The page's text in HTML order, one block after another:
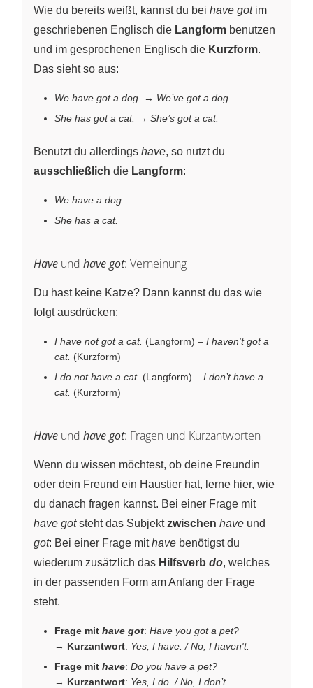
Wie du bereits weißt, kannst du bei have gotim
geschriebenen Englisch die Langform benutzen
und im gesprochenen Englisch die Kurzform.
Das sieht so aus:
We have got a dog. → We’ve got a dog.
She has got a cat. → She’s got a cat.
Benutzt du allerdings have, so nutzt du
ausschließlich die Langform:
We have a dog.
She has a cat.
Have und have got: Verneinung
Du hast keine Katze? Dann kannst du das wie
folgt ausdrücken:
I have not got a cat. (Langform) – I haven't got a
cat. (Kurzform)
I do not have a cat. (Langform) – I don’t have a
cat. (Kurzform)
Have und have got: Fragen und Kurzantworten
Wenn du wissen möchtest, ob deine Freundin
oder dein Freund ein Haustier hat, lerne hier, wie
du danach fragen kannst. Bei einer Frage mit
have gotsteht das Subjektzwischen have und
got: Bei einer Frage mithave benötigst du
wiederum zusätzlich das Hilfsverb do, welches
in der passenden Form am Anfang der Frage
steht.
Frage mit have got: Have you got a pet?
→ Kurzantwort: Yes, I have. / No, I haven't.
Frage mit have: Do you have a pet?
→ Kurzantwort: Yes, I do. / No, I don’t.